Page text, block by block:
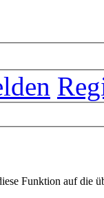
Funktion auf die